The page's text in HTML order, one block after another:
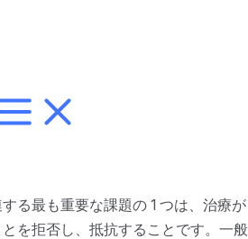
る最も重要な課題の 1 つは、治療が
を拒否し、抵抗することです。一般